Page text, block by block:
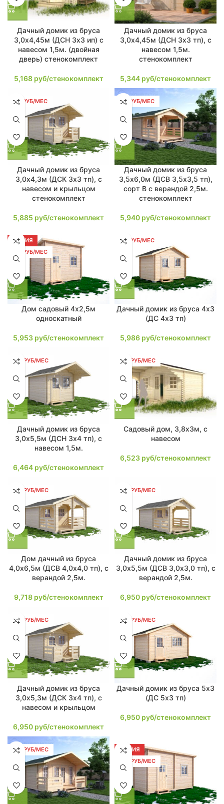
Дачный домик из бруса
3,0х4,45м (ДСН 3х3 ип) с
навесом 1,5м. (двойная
дверь) стенокомплект
5,168 руб/стенокомплект
Дачный домик из бруса
3,0х4,45м (ДСН 3х3 тп), с
навесом 1,5м.
стенокомплект
5,344 руб/стенокомплект
112 РУБ/МЕС
Дачный домик из бруса
3,0х4,3м (ДСК 3х3 тп), с
навесом и крыльцом
стенокомплект
5,885 руб/стенокомплект
113 РУБ/МЕС
Дачный домик из бруса
3,5х6,0м (ДСВ 3,5х3,5 тп),
сорт В с верандой 2,5м.
стенокомплект
5,940 руб/стенокомплект
АКЦИЯ
113 РУБ/МЕС
Дом садовый 4х2,5м
односкатный
5,953 руб/стенокомплект
114 РУБ/МЕС
Дачный домик из бруса 4х3
(ДС 4х3 тп)
5,986 руб/стенокомплект
123 РУБ/МЕС
Дачный домик из бруса
3,0х5,5м (ДСН 3х4 тп), с
навесом 1,5м.
6,464 руб/стенокомплект
124 РУБ/МЕС
Садовый дом, 3,8х3м, с
навесом
6,523 руб/стенокомплект
185 РУБ/МЕС
Дом дачный из бруса
4,0х6,5м (ДСВ 4,0х4,0 тп), с
верандой 2,5м.
9,718 руб/стенокомплект
132 РУБ/МЕС
Дачный домик из бруса
3,0х5,5м (ДСВ 3,0х3,0 тп), с
верандой 2,5м.
6,950 руб/стенокомплект
132 РУБ/МЕС
Дачный домик из бруса
3,0х5,3м (ДСК 3х4 тп), с
навесом и крыльцом
6,950 руб/стенокомплект
132 РУБ/МЕС
Дачный домик из бруса 5х3
(ДС 5х3 тп)
6,950 руб/стенокомплект
133 РУБ/МЕС
АКЦИЯ
136 РУБ/МЕС